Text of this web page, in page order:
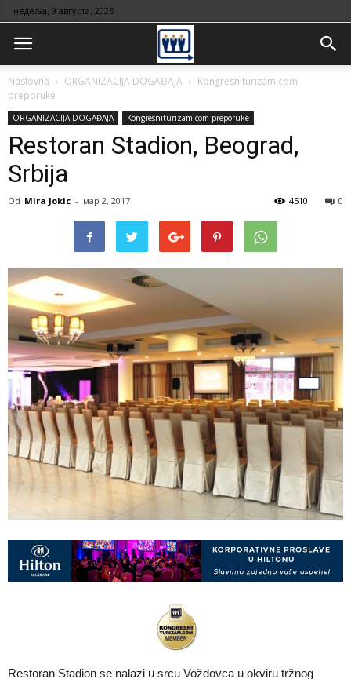
недеља, 9 августа, 2026
Naslovna ORGANIZACIJA DOGAĐAJA
Kongresniturizam.com
preporuke
ORGANIZACIJA DOGAĐAJA Kongresniturizam.com preporuke
Restoran Stadion, Beograd,
Srbija
Od Mira Jokic - мар 2, 2017 0
4510
Restoran Stadion se nalazi u srcu Voždovca u okviru tržnog